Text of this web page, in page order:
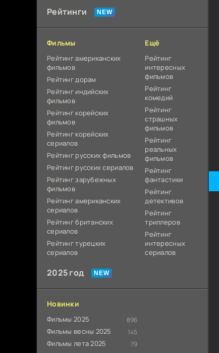
Рейтинги
Фильмы
Рейтинг американских
фильмов
Рейтинг дорам
Рейтинг индийских
фильмов
Рейтинг корейских
фильмов
Рейтинг корейских
сериалов
Рейтинг русских фильмов
Рейтинг русских сериалов
Рейтинг зарубежных
фильмов
Рейтинг американских
сериалов
Рейтинг британских
сериалов
Рейтинг турецких
сериалов
Ещё
Рейтинг
интересных
фильмов
Рейтинг
комедий
Рейтинг
страшных
фильмов
Рейтинг
реальных
фильмов
Рейтинг
фантастики
Рейтинг
детективов
Рейтинг
триллеров
Рейтинг
интересных
сериалов
2025 год
Новинки
Фильмы 2025 896
Фильмы весны 2025 145
Фильмы лета 2025 79